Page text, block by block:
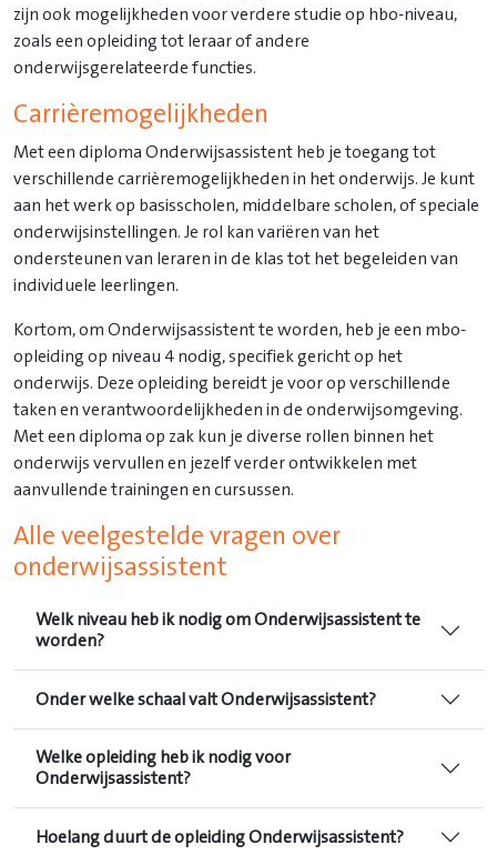
zijn ook mogelijkheden voor verdere studie op hbo-niveau,
zoals een opleiding tot leraar of andere
onderwijsgerelateerde functies.
Carrièremogelijkheden
Met een diploma Onderwijsassistent heb je toegang tot
verschillende carrièremogelijkheden in het onderwijs. Je kunt
aan het werk op basisscholen, middelbare scholen, of speciale
onderwijsinstellingen. Je rol kan variëren van het
ondersteunen van leraren in de klas tot het begeleiden van
individuele leerlingen.
Kortom, om Onderwijsassistent te worden, heb je een mbo-
opleiding op niveau 4 nodig, specifiek gericht op het
onderwijs. Deze opleiding bereidt je voor op verschillende
taken en verantwoordelijkheden in de onderwijsomgeving.
Met een diploma op zak kun je diverse rollen binnen het
onderwijs vervullen en jezelf verder ontwikkelen met
aanvullende trainingen en cursussen.
Alle veelgestelde vragen over
onderwijsassistent
Welk niveau heb ik nodig om Onderwijsassistent te
worden?
Onder welke schaal valt Onderwijsassistent?
Welke opleiding heb ik nodig voor
Onderwijsassistent?
Hoelang duurt de opleiding Onderwijsassistent?